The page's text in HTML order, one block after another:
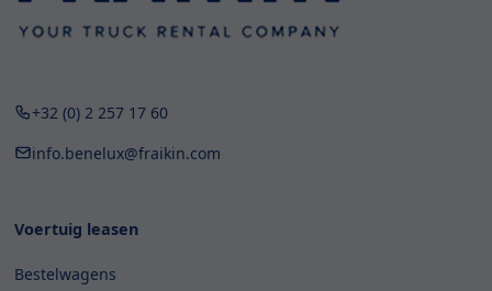
+32 (0) 2 257 17 60
info.benelux@fraikin.com
Voertuig leasen
Bestelwagens